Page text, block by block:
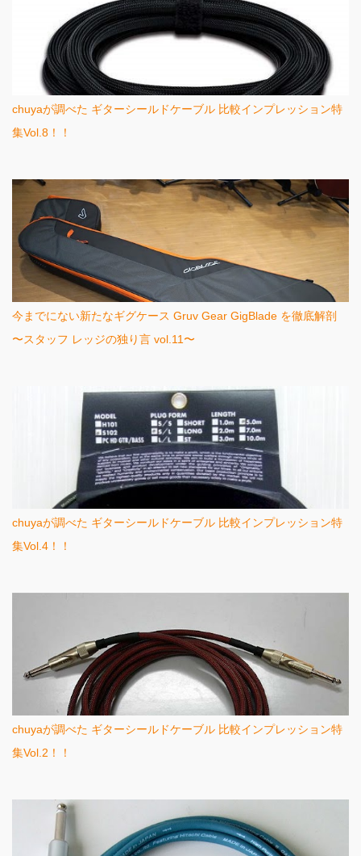
chuyaが調べた ギターシールドケーブル 比較インプレッション特
集Vol.8！！
今までにない新たなギグケース Gruv Gear GigBlade を徹底解剖
〜スタッフ レッジの独り言 vol.11〜
chuyaが調べた ギターシールドケーブル 比較インプレッション特
集Vol.4！！
chuyaが調べた ギターシールドケーブル 比較インプレッション特
集Vol.2！！